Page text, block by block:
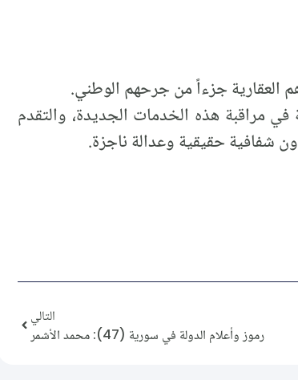
العقارية جزءاً من جرحهم الوطني.
في مراقبة هذه الخدمات الجديدة، والتقدم
شفافية حقيقية وعدالة ناجزة.
التالي
رموز وأعلام الدولة في سورية (47): محمد الأشمر